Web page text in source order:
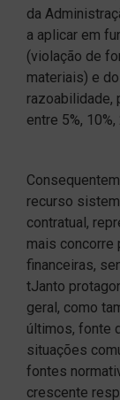
da
a aplicar em
(violação de
materiais) e
razoabilidade,
entre 5%,
recurso
contratual,
mais concorre
financeiras,
tJanto
geral, como
últimos, fonte
situações
fontes
crescente